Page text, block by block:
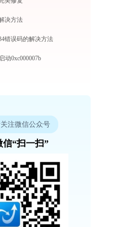
决方法
错误码的解决方法
动0xc000007b
注微信公众号
信“扫一扫”